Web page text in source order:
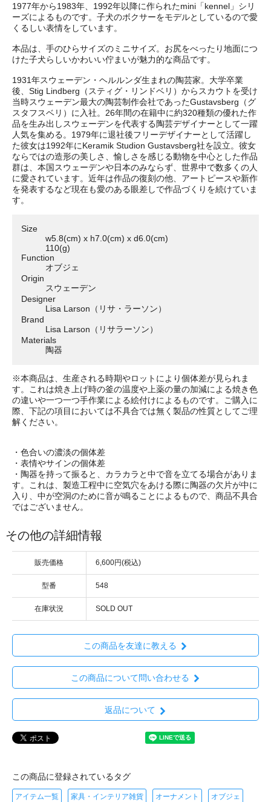
1977年から1983年、1992年以降に作られたmini「kennel」シリ
ーズによるものです。子犬のボクサーをモデルとしているので愛
くるしい表情をしています。
本品は、手のひらサイズのミニサイズ。お尻をべったり地面につ
けた子犬らしいかわいい佇まいが魅力的な商品です。
1931年スウェーデン・ヘルルンダ生まれの陶芸家。大学卒業
後、Stig Lindberg（スティグ・リンドベリ）からスカウトを受け
当時スウェーデン最大の陶芸制作会社であったGustavsberg（グ
スタフスベリ）に入社。26年間の在籍中に約320種類の優れた作
品を生み出しスウェーデンを代表する陶芸デザイナーとして一躍
人気を集める。1979年に退社後フリーデザイナーとして活躍し
た彼女は1992年にKeramik Studion Gustavsberg社を設立。彼女
ならではの造形の美しさ、愉しさを感じる動物を中心とした作品
群は、本国スウェーデンや日本のみならず、世界中で数多くの人
に愛されています。近年は作品の復刻の他、アートピースや新作
を発表するなど現在も愛のある眼差しで作品づくりを続けていま
す。
Size
w5.8(cm) x h7.0(cm) x d6.0(cm)
110(g)
Function
オブジェ
Origin
スウェーデン
Designer
Lisa Larson（リサ・ラーソン）
Brand
Lisa Larson（リサラーソン）
Materials
陶器
※本商品は、生産される時期やロットにより個体差が見られま
す。これは焼き上げ時の釜の温度や上薬の量の加減による焼き色
の違いや一つ一つ手作業による絵付けによるものです。ご購入に
際、下記の項目においては不具合では無く製品の性質としてご理
解ください。
・色合いの濃淡の個体差
・表情やサインの個体差
・陶器を持って振ると、カラカラと中で音を立てる場合がありま
す。これは、製造工程中に空気穴をあける際に陶器の欠片が中に
入り、中が空洞のために音が鳴ることによるもので、商品不具合
ではございません。
その他の詳細情報
販売価格 6,600円(税込)
型番 548
在庫状況 SOLD OUT
この商品を友達に教える
この商品について問い合わせる
返品について
この商品に登録されているタグ
アイテム一覧 家具・インテリア雑貨 オーナメント オブジェ